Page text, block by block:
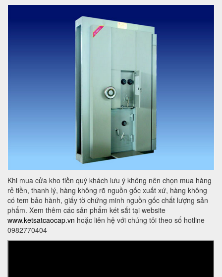
Khi mua cửa kho tiền quý khách lưu ý không nên chọn mua hàng
rẻ tiền, thanh lý, hàng không rõ nguồn gốc xuất xứ, hàng không
có tem bảo hành, giấy tờ chứng minh nguồn gốc chất lượng sản
phẩm. Xem thêm các sản phẩm két sắt tại website
www.ketsatcaocap.vn hoặc liên hệ với chúng tôi theo số hotline
0982770404